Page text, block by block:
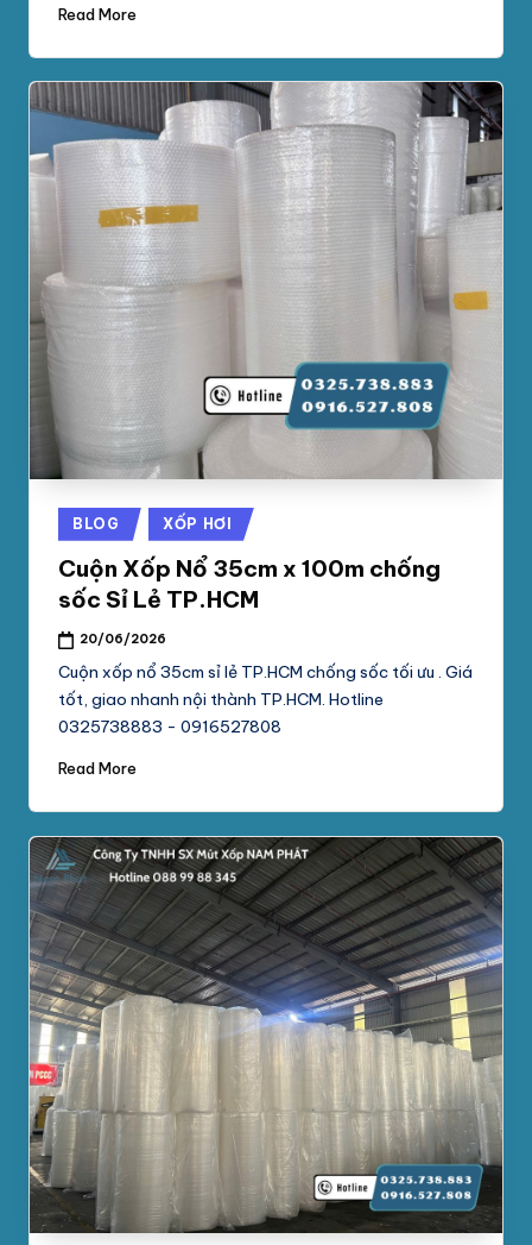
Read More
Posted
in
BLOG XỐP HƠI
Cuộn Xốp Nổ 35cm x 100m chống
sốc Sỉ Lẻ TP.HCM
20/06/2026
Cuộn xốp nổ 35cm sỉ lẻ TP.HCM chống sốc tối ưu . Giá
tốt, giao nhanh nội thành TP.HCM. Hotline
0325738883 - 0916527808
Read More